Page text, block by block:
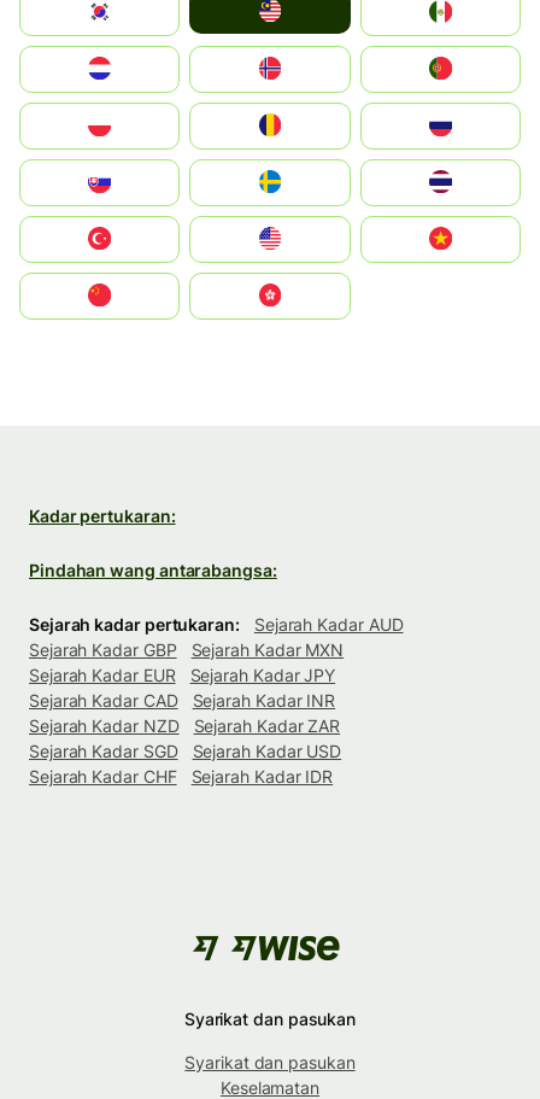
South Korea
United States
中國香港特別行政區
Kadar pertukaran:
Pindahan wang antarabangsa:
Sejarah kadar pertukaran:
Sejarah Kadar AUD
Sejarah Kadar GBP
Sejarah Kadar MXN
Sejarah Kadar EUR
Sejarah Kadar JPY
Sejarah Kadar CAD
Sejarah Kadar INR
Sejarah Kadar NZD
Sejarah Kadar ZAR
Sejarah Kadar SGD
Sejarah Kadar USD
Sejarah Kadar CHF
Sejarah Kadar IDR
Syarikat dan pasukan
Syarikat dan pasukan
Keselamatan